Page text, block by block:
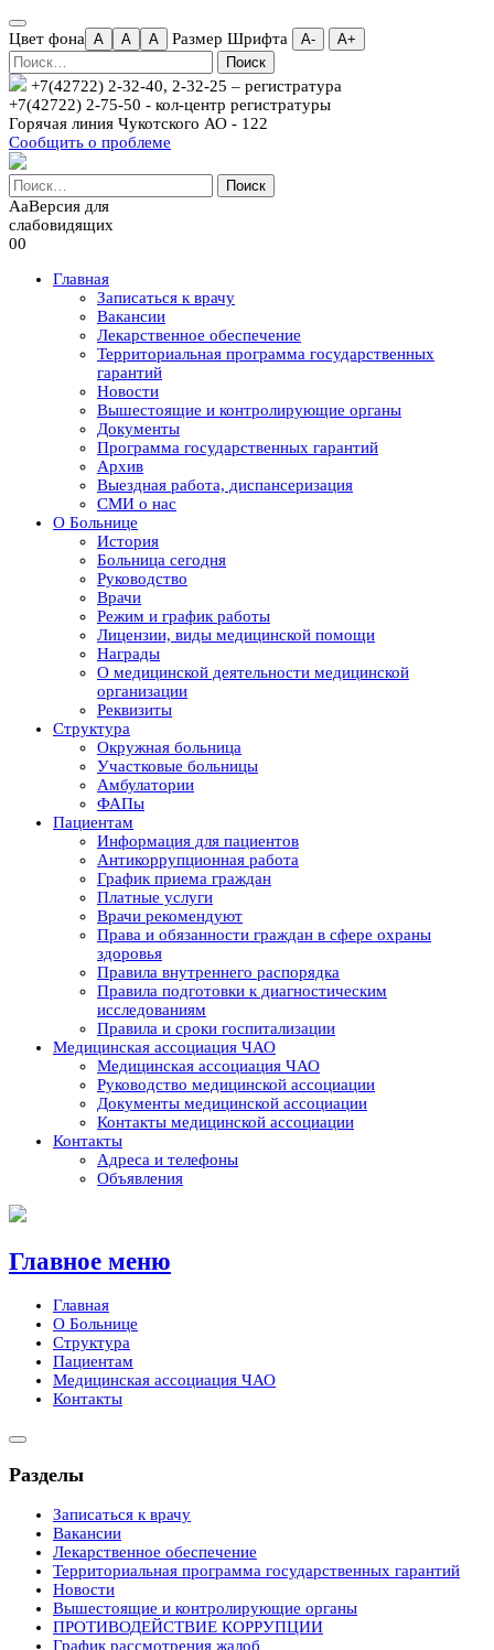
Цвет фона A A A Размер Шрифта А- А+
Найти:
+7(42722) 2-32-40, 2-32-25 – регистратура
+7(42722) 2-75-50 - кол-центр регистратуры
Горячая линия Чукотского АО - 122
Сообщить о проблеме
Найти:
AaВерсия для
слабовидящих
00
Главная
Записаться к врачу
Вакансии
Лекарственное обеспечение
Территориальная программа государственных
гарантий
Новости
Вышестоящие и контролирующие органы
Документы
Программа государственных гарантий
Архив
Выездная работа, диспансеризация
СМИ о нас
О Больнице
История
Больница сегодня
Руководство
Врачи
Режим и график работы
Лицензии, виды медицинской помощи
Награды
О медицинской деятельности медицинской
организации
Реквизиты
Структура
Окружная больница
Участковые больницы
Амбулатории
ФАПы
Пациентам
Информация для пациентов
Антикоррупционная работа
График приема граждан
Платные услуги
Врачи рекомендуют
Права и обязанности граждан в сфере охраны
здоровья
Правила внутреннего распорядка
Правила подготовки к диагностическим
исследованиям
Правила и сроки госпитализации
Медицинская ассоциация ЧАО
Медицинская ассоциация ЧАО
Руководство медицинской ассоциации
Документы медицинской ассоциации
Контакты медицинской ассоциации
Контакты
Адреса и телефоны
Объявления
Skip
content
Главное меню
Главная
О Больнице
Структура
Пациентам
Медицинская ассоциация ЧАО
Контакты
Разделы
Записаться к врачу
Вакансии
Лекарственное обеспечение
Территориальная программа государственных гарантий
Новости
Вышестоящие и контролирующие органы
ПРОТИВОДЕЙСТВИЕ КОРРУПЦИИ
График рассмотрения жалоб